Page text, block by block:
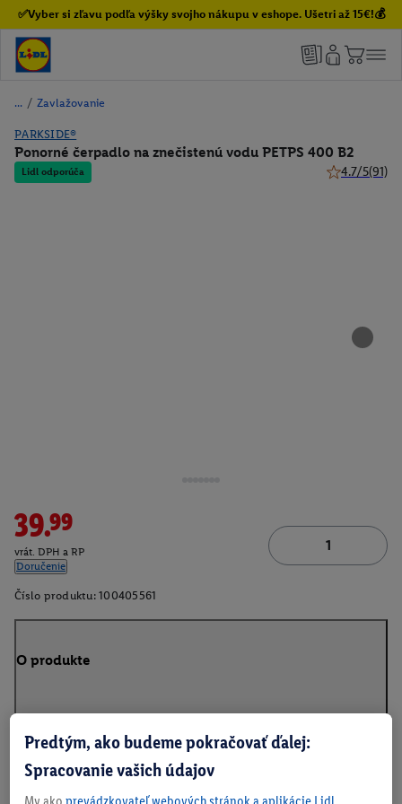
✅Vyber si zľavu podľa výšky svojho nákupu v eshope. Ušetri až 15€!💰
/ Zavlažovanie
PARKSIDE®
Ponorné čerpadlo na znečistenú vodu PETPS 400 B2
Lidl odporúča 4.7/5(91)
39.99
vrát. DPH a RP
Doručenie
Číslo produktu: 100405561
O produkte
Predtým, ako budeme pokračovať ďalej:
Spracovanie vašich údajov
My ako prevádzkovateľ webových stránok a aplikácie Lidl